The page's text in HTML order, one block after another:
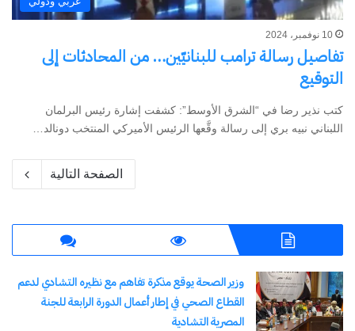
10 نوفمبر، 2024
تفاصيل رسالة ترامب للبنانيّين… من المحادثات إلى
التوقيع
كتب نذير رضا في “الشرق الأوسط”: كشفت إشارة رئيس البرلمان
اللبناني نبيه بري إلى رسالة وقَّعها الرئيس الأميركي المنتخب دونالد…
الصفحة التالية
وزير الصحة يوقع مذكرة تفاهم مع نظيره التشادي لدعم
القطاع الصحي في إطار أعمال الدورة الرابعة للجنة
المصرية التشادية